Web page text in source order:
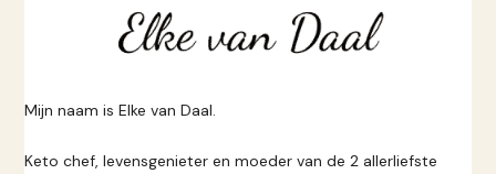
Mijn naam is Elke van Daal.
Keto chef, levensgenieter en moeder van de 2 allerliefste